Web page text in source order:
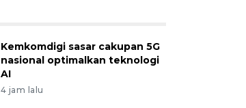
Kemkomdigi sasar cakupan 5G
nasional optimalkan teknologi
AI
4 jam lalu